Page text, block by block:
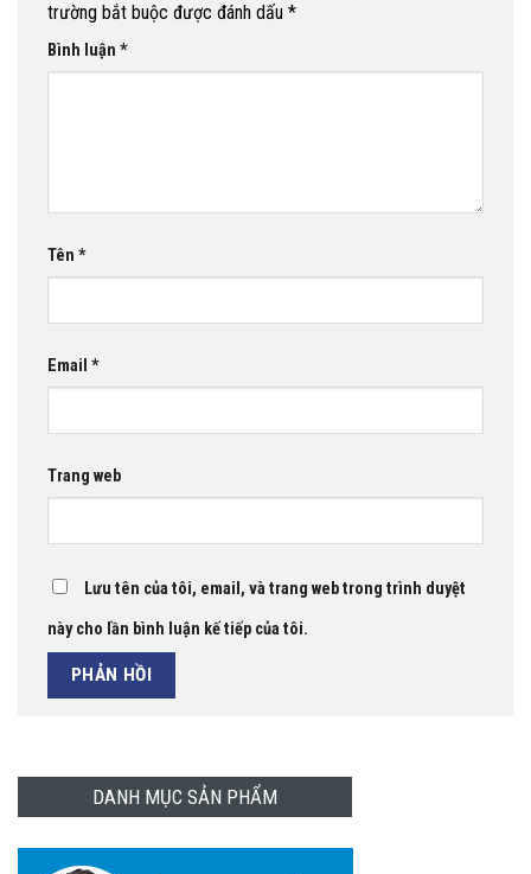
trường bắt buộc được đánh dấu *
Bình luận *
Tên *
Email *
Trang web
Lưu tên của tôi, email, và trang web trong trình duyệt
này cho lần bình luận kế tiếp của tôi.
DANH MỤC SẢN PHẨM